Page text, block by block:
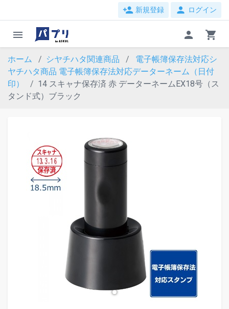
person_add 新規登録 person ログイン
menu person shopping_cart
ホーム シヤチハタ関連商品
電子帳簿保存法対応シ
ヤチハタ商品 電子帳簿保存法対応データーネーム（日付
印）
14 スキャナ保存済 赤 データーネームEX18号（ス
タンド式）ブラック